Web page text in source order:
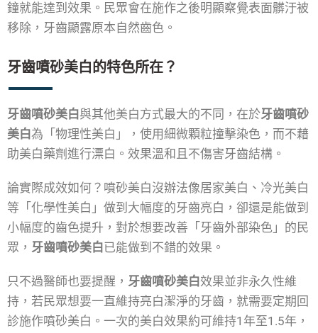
鐘就能達到效果。民眾會在施作之後明顯察覺表面髒汙被
移除，牙齒顯露原本自然齒色。
牙齒噴砂美白的特色所在？
牙齒噴砂美白與其他美白方式最大的不同，在於牙齒噴砂
美白為「物理性美白」，使用細微顆粒撞擊染色，而不藉
助美白藥劑進行漂白。效果溫和且不傷害牙齒結構。
論實際成效如何？噴砂美白沒辦法像居家美白、冷光美白
等「化學性美白」做到大幅度的牙齒亮白，卻還是能做到
小幅度的齒色提升，對於想要改善「牙齒外部染色」的民
眾， 牙齒噴砂美白已能做到不錯的效果。
只不過醫師也要提醒， 牙齒噴砂美白效果並非永久性維
持，若民眾想要一直維持亮白潔淨的牙齒，就需要定期回
診施作噴砂美白。一次的美白效果約可維持1年至1.5年，